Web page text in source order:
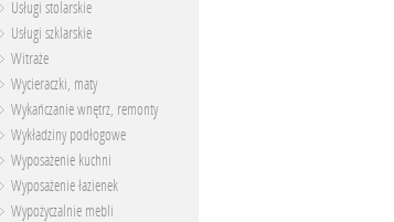
Usługi stolarskie
Usługi szklarskie
Witraże
Wycieraczki, maty
Wykańczanie wnętrz, remonty
Wykładziny podłogowe
Wyposażenie kuchni
Wyposażenie łazienek
Wypożyczalnie mebli